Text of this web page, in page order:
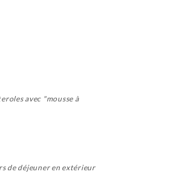
avec "mousse à
de déjeuner en extérieur